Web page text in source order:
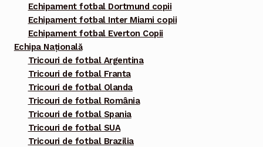
Echipament fotbal Dortmund copii
Echipament fotbal Inter Miami copii
Echipament fotbal Everton Copii
Echipa Națională
Tricouri de fotbal Argentina
Tricouri de fotbal Franta
Tricouri de fotbal Olanda
Tricouri de fotbal România
Tricouri de fotbal Spania
Tricouri de fotbal SUA
Tricouri de fotbal Brazilia